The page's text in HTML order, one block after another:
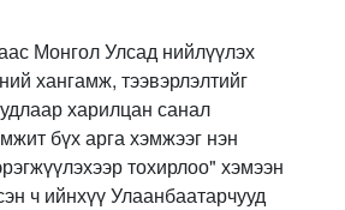
Монгол Улсад нийлүүлэх
хангамж, тээвэрлэлтийг
харилцан санал
бүх арга хэмжээг нэн
тохирлоо" хэмээн
ч ийнхүү Улаанбаатарчууд